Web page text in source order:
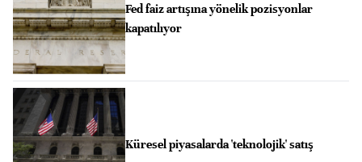
Fed faiz artışına yönelik pozisyonlar
kapatılıyor
Küresel piyasalarda 'teknolojik' satış